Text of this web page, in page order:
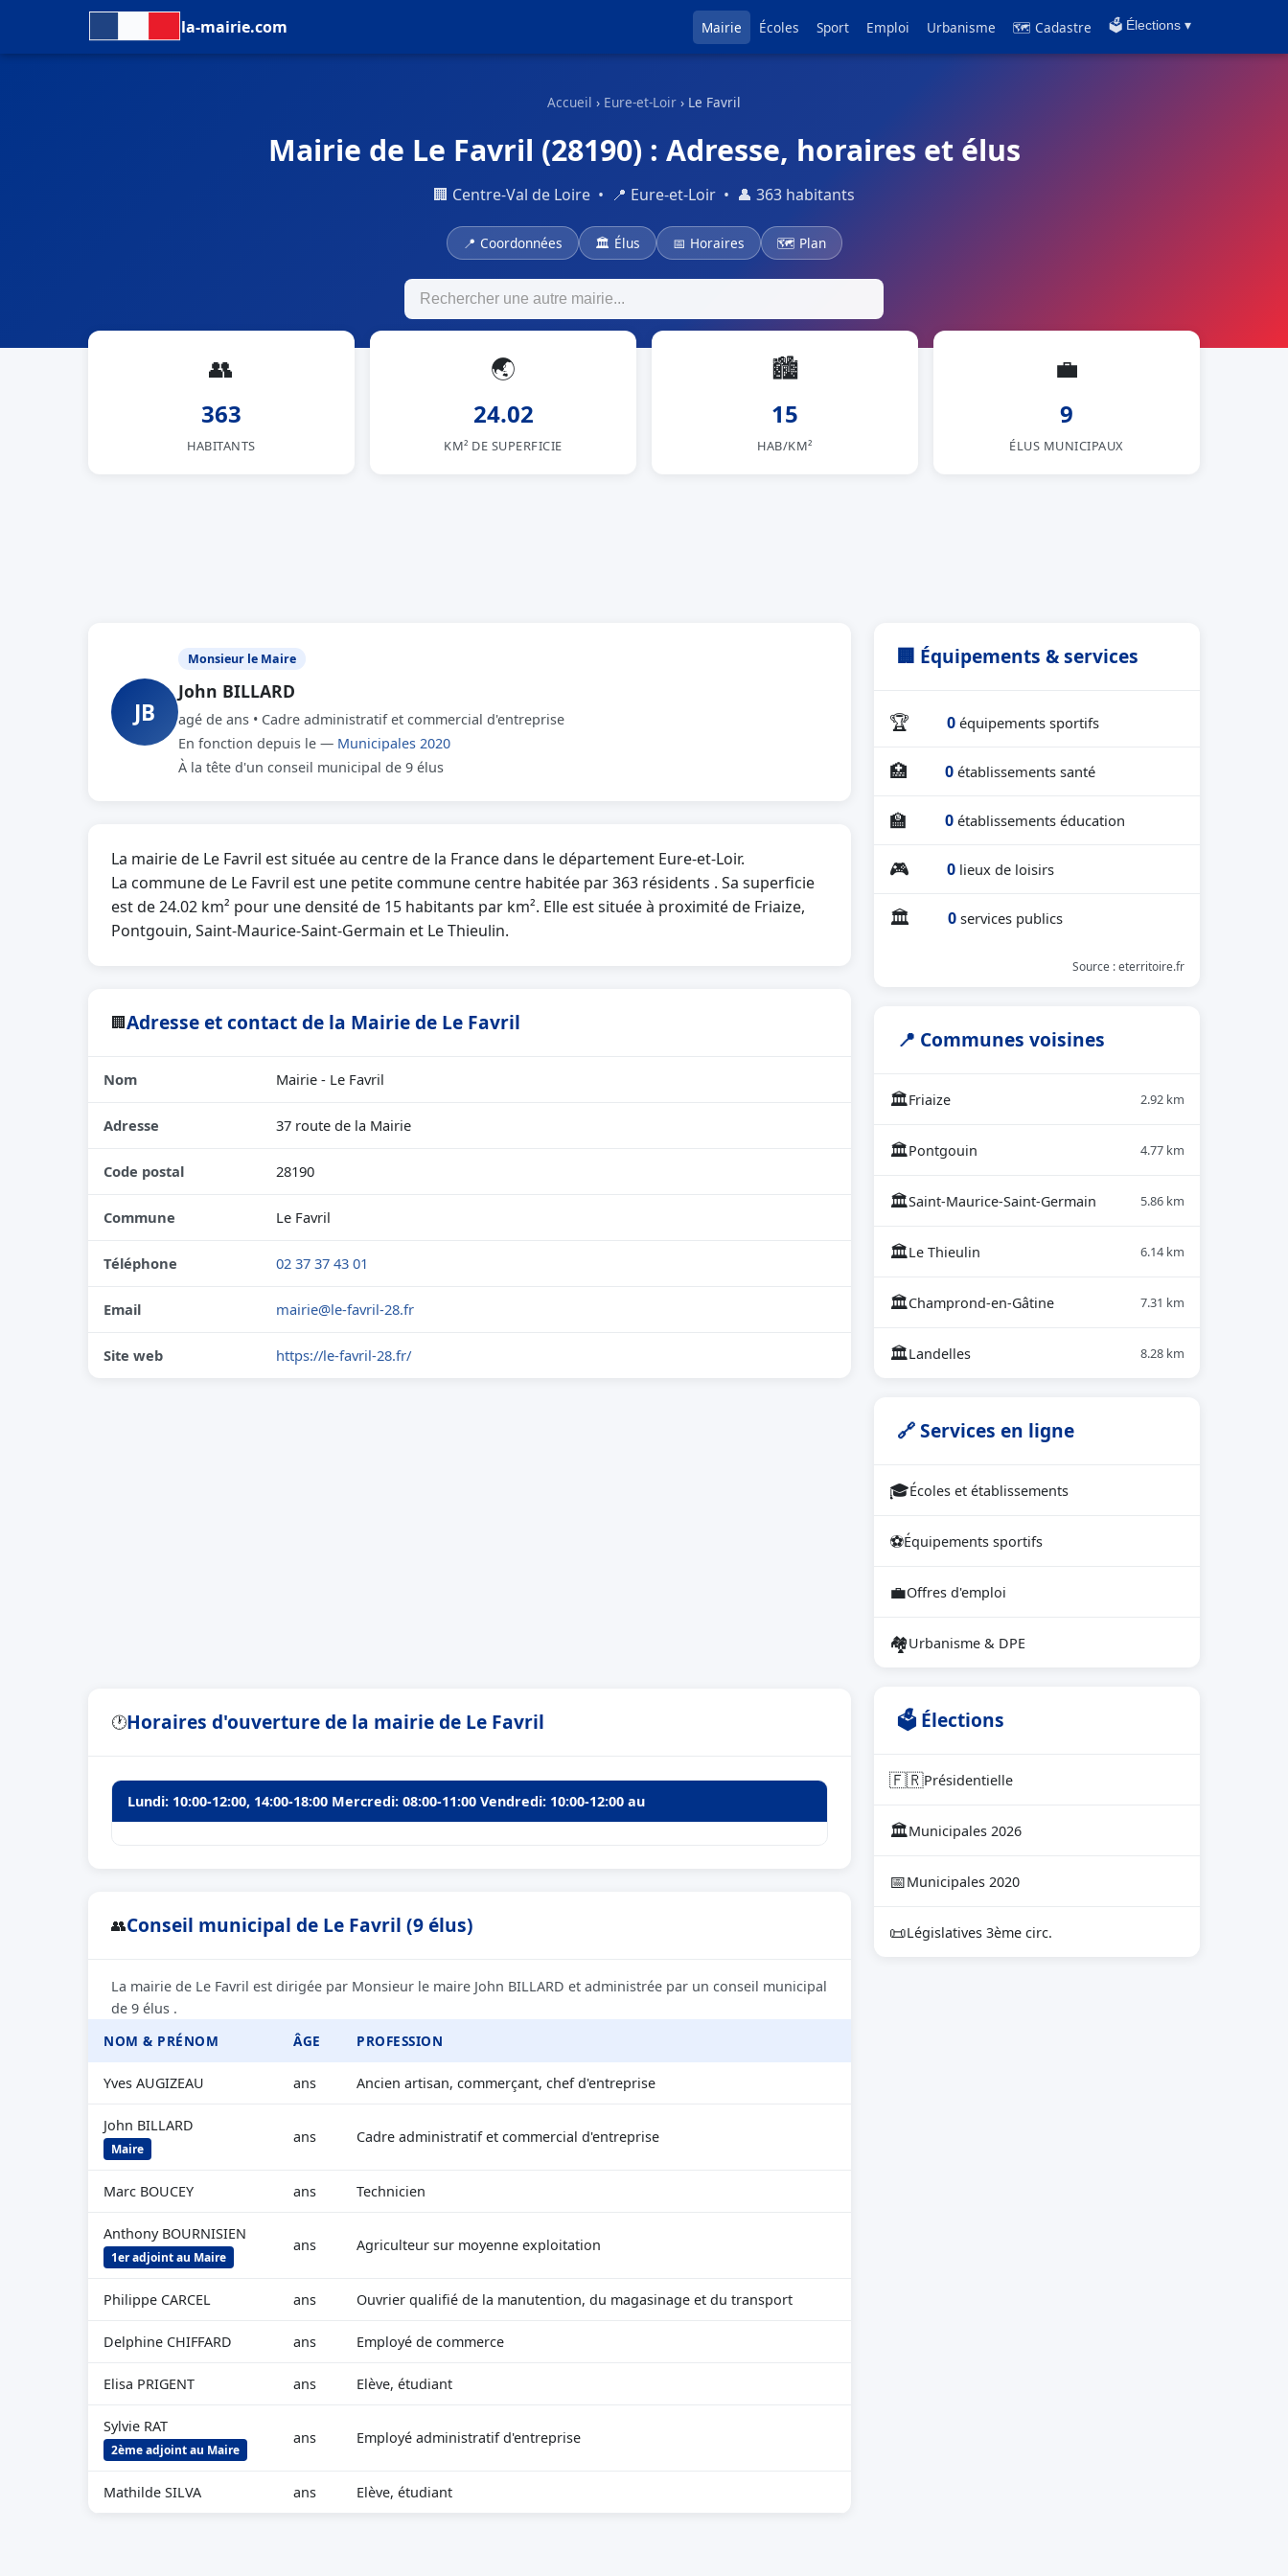
la-mairie.com Mairie Écoles Sport Emploi Urbanisme 🗺 Cadastre 🗳️ Élections ▾
Accueil › Eure-et-Loir › Le Favril
Mairie de Le Favril (28190) : Adresse, horaires et élus
🏢 Centre-Val de Loire • 📍 Eure-et-Loir • 👤 363 habitants
📍 Coordonnées 🏛 Élus 📅 Horaires 🗺 Plan
👥
363
HABITANTS
🌏
24.02
KM² DE SUPERFICIE
🏙
15
HAB/KM²
💼
9
ÉLUS MUNICIPAUX
JB
Monsieur le Maire
John BILLARD
agé de ans • Cadre administratif et commercial d'entreprise
En fonction depuis le — Municipales 2020
À la tête d'un conseil municipal de 9 élus
La mairie de Le Favril est située au centre de la France dans le département Eure-et-Loir.
La commune de Le Favril est une petite commune centre habitée par 363 résidents . Sa superficie
est de 24.02 km² pour une densité de 15 habitants par km². Elle est située à proximité de Friaize,
Pontgouin, Saint-Maurice-Saint-Germain et Le Thieulin.
🏢Adresse et contact de la Mairie de Le Favril
Nom Mairie - Le Favril
Adresse 37 route de la Mairie
Code postal 28190
Commune Le Favril
Téléphone 02 37 37 43 01
Email mairie@le-favril-28.fr
Site web https://le-favril-28.fr/
🕐Horaires d'ouverture de la mairie de Le Favril
Lundi: 10:00-12:00, 14:00-18:00 Mercredi: 08:00-11:00 Vendredi: 10:00-12:00 au
👥Conseil municipal de Le Favril (9 élus)
La mairie de Le Favril est dirigée par Monsieur le maire John BILLARD et administrée par un conseil municipal
de 9 élus .
NOM & PRÉNOM
ÂGE PROFESSION
Yves AUGIZEAU ans Ancien artisan, commerçant, chef d'entreprise
John BILLARD
Maire
ans Cadre administratif et commercial d'entreprise
Marc BOUCEY ans Technicien
Anthony BOURNISIEN
1er adjoint au Maire
ans Agriculteur sur moyenne exploitation
Philippe CARCEL ans Ouvrier qualifié de la manutention, du magasinage et du transport
Delphine CHIFFARD ans Employé de commerce
Elisa PRIGENT ans Elève, étudiant
Sylvie RAT
2ème adjoint au Maire
ans Employé administratif d'entreprise
Mathilde SILVA ans Elève, étudiant
🏢 Équipements & services
🏆 0 équipements sportifs
🏥 0 établissements santé
🏫 0 établissements éducation
🎮 0 lieux de loisirs
🏛 0 services publics
Source : eterritoire.fr
📍 Communes voisines
🏛Friaize 2.92 km
🏛Pontgouin 4.77 km
🏛Saint-Maurice-Saint-Germain 5.86 km
🏛Le Thieulin 6.14 km
🏛Champrond-en-Gâtine 7.31 km
🏛Landelles 8.28 km
🔗 Services en ligne
🎓Écoles et établissements
⚽Équipements sportifs
💼Offres d'emploi
🏘Urbanisme & DPE
🗳 Élections
🇫🇷Présidentielle
🏛Municipales 2026
📅Municipales 2020
📜Législatives 3ème circ.